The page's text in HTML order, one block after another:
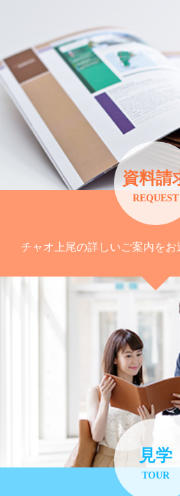
資料請
REQUEST
チャオ上尾の詳しいご案内をお
見学
TOUR